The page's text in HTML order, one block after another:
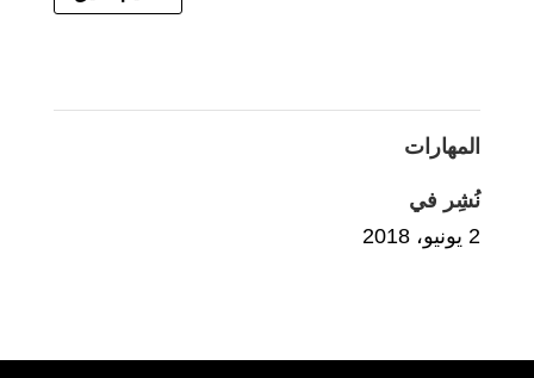
المهارات
نُشِر في
2 يونيو، 2018